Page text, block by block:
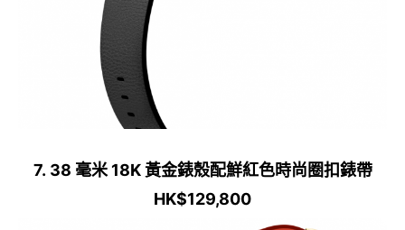
7. 38 毫米 18K 黃金錶殼配鮮紅色時尚圈扣錶帶
HK$129,800